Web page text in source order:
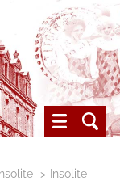
du Choletais
Insolite -